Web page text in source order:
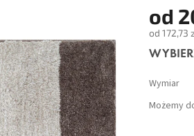
od
od 172,73
Cena
Wymiar
Możemy